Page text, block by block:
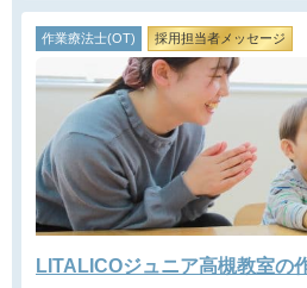
作業療法士(OT) 採用担当者メッセージ
LITALICOジュニア高槻教室の